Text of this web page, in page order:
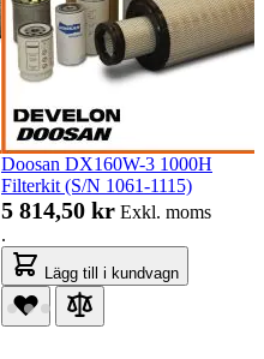
Doosan DX160W-3 1000H
Filterkit (S/N 1061-1115)
5 814,50 kr Exkl. moms
.
Lägg till i kundvagn